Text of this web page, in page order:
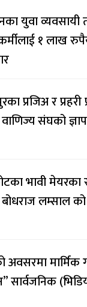
युवा व्यवसायी
१ लाख
प्रजिअ र
संघको
भावी मेयरका
लम्साल
अवसरमा मार्मिक
सार्वजनिक